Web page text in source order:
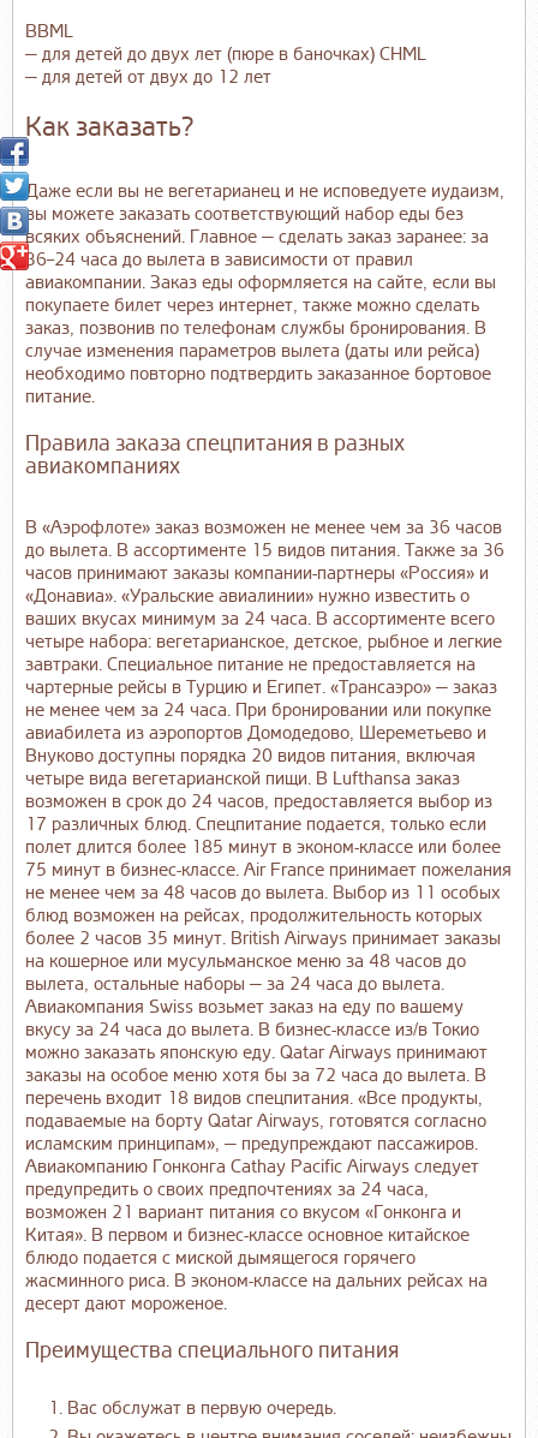
BBML
— для детей до двух лет (пюре в баночках) CHML
— для детей от двух до 12 лет
Как заказать?
Даже если вы не вегетарианец и не исповедуете иудаизм,
вы можете заказать соответствующий набор еды без
всяких объяснений. Главное — сделать заказ заранее: за
36–24 часа до вылета в зависимости от правил
авиакомпании. Заказ еды оформляется на сайте, если вы
покупаете билет через интернет, также можно сделать
заказ, позвонив по телефонам службы бронирования. В
случае изменения параметров вылета (даты или рейса)
необходимо повторно подтвердить заказанное бортовое
питание.
Правила заказа спецпитания в разных
авиакомпаниях
В «Аэрофлоте» заказ возможен не менее чем за 36 часов
до вылета. В ассортименте 15 видов питания. Также за 36
часов принимают заказы компании-партнеры «Россия» и
«Донавиа». «Уральские авиалинии» нужно известить о
ваших вкусах минимум за 24 часа. В ассортименте всего
четыре набора: вегетарианское, детское, рыбное и легкие
завтраки. Специальное питание не предоставляется на
чартерные рейсы в Турцию и Египет. «Трансаэро» — заказ
не менее чем за 24 часа. При бронировании или покупке
авиабилета из аэропортов Домодедово, Шереметьево и
Внуково доступны порядка 20 видов питания, включая
четыре вида вегетарианской пищи. В Lufthansa заказ
возможен в срок до 24 часов, предоставляется выбор из
17 различных блюд. Спецпитание подается, только если
полет длится более 185 минут в эконом-классе или более
75 минут в бизнес-классе. Air France принимает пожелания
не менее чем за 48 часов до вылета. Выбор из 11 особых
блюд возможен на рейсах, продолжительность которых
более 2 часов 35 минут. British Airways принимает заказы
на кошерное или мусульманское меню за 48 часов до
вылета, остальные наборы — за 24 часа до вылета.
Авиакомпания Swiss возьмет заказ на еду по вашему
вкусу за 24 часа до вылета. В бизнес-классе из/в Токио
можно заказать японскую еду. Qatar Airways принимают
заказы на особое меню хотя бы за 72 часа до вылета. В
перечень входит 18 видов спецпитания. «Все продукты,
подаваемые на борту Qatar Airways, готовятся согласно
исламским принципам», — предупреждают пассажиров.
Авиакомпанию Гонконга Cathay Pacific Airways следует
предупредить о своих предпочтениях за 24 часа,
возможен 21 вариант питания со вкусом «Гонконга и
Китая». В первом и бизнес-классе основное китайское
блюдо подается с миской дымящегося горячего
жасминного риса. В эконом-классе на дальних рейсах на
десерт дают мороженое.
Преимущества специального питания
Вас обслужат в первую очередь.